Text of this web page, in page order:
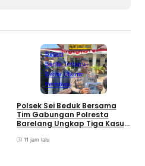
Batam
Berita Terbaru
Berita Utama
Peristiwa
Polsek Sei Beduk Bersama
Tim Gabungan Polresta
Barelang Ungkap Tiga Kasus
11 jam lalu